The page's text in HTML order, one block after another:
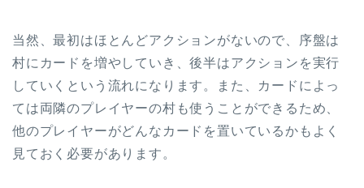
当然、最初はほとんどアクションがないので、序盤は
村にカードを増やしていき、後半はアクションを実行
していくという流れになります。また、カードによっ
ては両隣のプレイヤーの村も使うことができるため、
他のプレイヤーがどんなカードを置いているかもよく
見ておく必要があります。